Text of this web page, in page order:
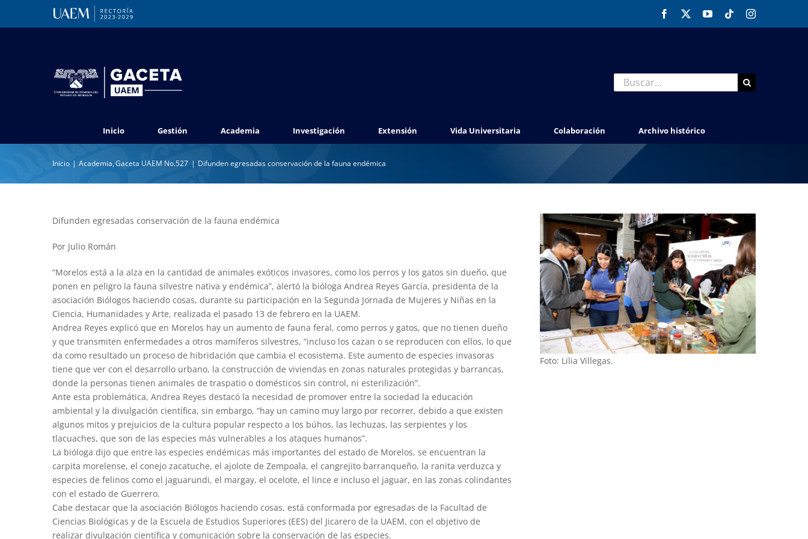
Facebook YouTubeTiktokInstagram
Buscar:
Inicio Gestión Academia Investigación Extensión Vida Universitaria Colaboración Archivo histórico
Inicio Academia Gaceta UAEM No.527 Difunden egresadas conservación de la fauna endémica
Difunden egresadas conservación de la fauna endémica
Por Julio Román
“Morelos está a la alza en la cantidad de animales exóticos invasores, como los perros y los gatos sin dueño, que
ponen en peligro la fauna silvestre nativa y endémica”, alertó la bióloga Andrea Reyes García, presidenta de la
asociación Biólogos haciendo cosas, durante su participación en la Segunda Jornada de Mujeres y Niñas en la
Ciencia, Humanidades y Arte, realizada el pasado 13 de febrero en la UAEM.
Andrea Reyes explicó que en Morelos hay un aumento de fauna feral, como perros y gatos, que no tienen dueño
y que transmiten enfermedades a otros mamíferos silvestres, “incluso los cazan o se reproducen con ellos, lo que
da como resultado un proceso de hibridación que cambia el ecosistema. Este aumento de especies invasoras
tiene que ver con el desarrollo urbano, la construcción de viviendas en zonas naturales protegidas y barrancas,
donde la personas tienen animales de traspatio o domésticos sin control, ni esterilización”.
Ante esta problemática, Andrea Reyes destacó la necesidad de promover entre la sociedad la educación
ambiental y la divulgación científica, sin embargo, “hay un camino muy largo por recorrer, debido a que existen
algunos mitos y prejuicios de la cultura popular respecto a los búhos, las lechuzas, las serpientes y los
tlacuaches, que son de las especies más vulnerables a los ataques humanos”.
La bióloga dijo que entre las especies endémicas más importantes del estado de Morelos, se encuentran la
carpita morelense, el conejo zacatuche, el ajolote de Zempoala, el cangrejito barranqueño, la ranita verduzca y
especies de felinos como el jaguarundi, el margay, el ocelote, el lince e incluso el jaguar, en las zonas colindantes
con el estado de Guerrero.
Cabe destacar que la asociación Biólogos haciendo cosas, está conformada por egresadas de la Facultad de
Ciencias Biológicas y de la Escuela de Estudios Superiores (EES) del Jicarero de la UAEM, con el objetivo de
realizar divulgación científica y comunicación sobre la conservación de las especies.
Foto: Lilia Villegas.